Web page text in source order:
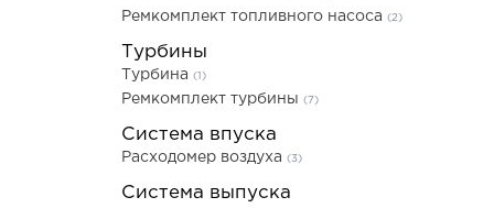
Ремкомплект топливного насоса (2)
Турбины
Турбина (1)
Ремкомплект турбины (7)
Система впуска
Расходомер воздуха (3)
Система выпуска